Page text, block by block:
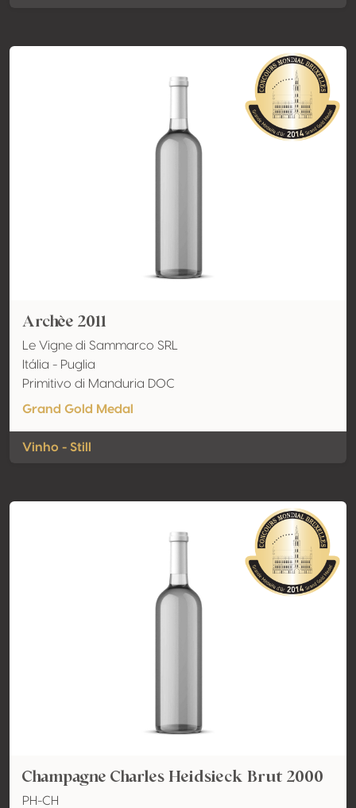
Archèe 2011
Le Vigne di Sammarco SRL
Itália - Puglia
Primitivo di Manduria DOC
Grand Gold Medal
Vinho - Still
Champagne Charles Heidsieck Brut 2000
PH-CH